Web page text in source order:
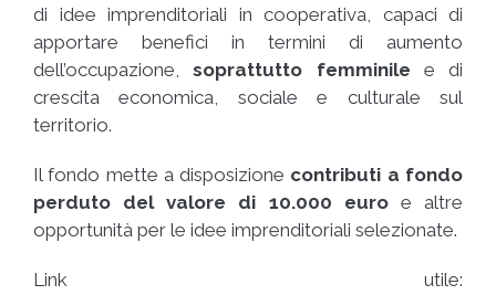
di idee imprenditoriali in cooperativa, capaci di
apportare benefici in termini di aumento
dell’occupazione,soprattutto femminile e di
crescita economica, sociale e culturale sul
territorio.
Il fondo mette a disposizione contributi a fondo
perduto del valore di 10.000 euroe altre
opportunità per le idee imprenditoriali selezionate.
Link utile: